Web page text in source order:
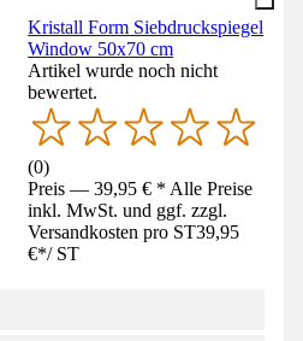
Kristall Form Siebdruckspiegel
Window 50x70 cm
Artikel wurde noch nicht
bewertet.
(0)
Preis — 39,95 € * Alle Preise
inkl. MwSt. und ggf. zzgl.
Versandkosten pro ST39,95
€*/ ST